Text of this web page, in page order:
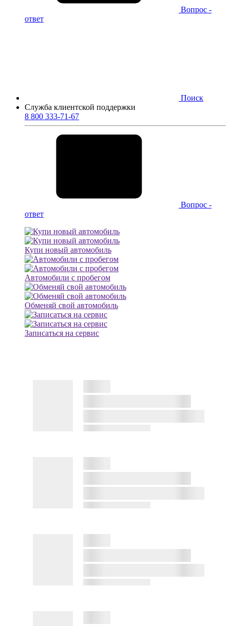
Вопрос -
ответ
Поиск
Служба клиентской поддержки
8 800 333-71-67
Вопрос -
ответ
Купи новый автомобиль
Автомобили с пробегом
Обменяй свой автомобиль
Записаться на сервис